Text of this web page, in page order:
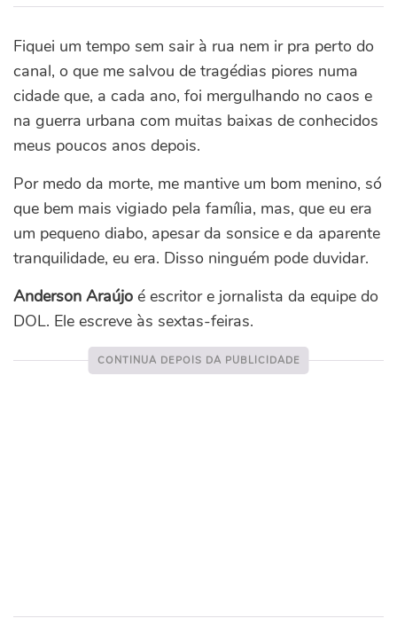
Fiquei um tempo sem sair à rua nem ir pra perto do
canal, o que me salvou de tragédias piores numa
cidade que, a cada ano, foi mergulhando no caos e
na guerra urbana com muitas baixas de conhecidos
meus poucos anos depois.
Por medo da morte, me mantive um bom menino, só
que bem mais vigiado pela família, mas, que eu era
um pequeno diabo, apesar da sonsice e da aparente
tranquilidade, eu era. Disso ninguém pode duvidar.
Anderson Araújo é escritor e jornalista da equipe do
DOL. Ele escreve às sextas-feiras.